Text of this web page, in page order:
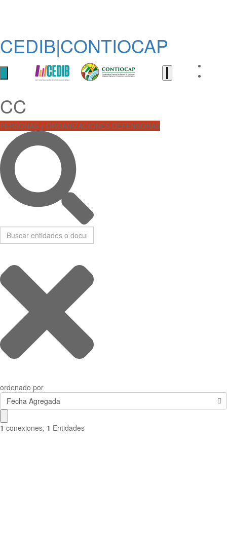
CEDIB|CONTIOCAP
CC
PERSONAS y ORGANIZACIONES DEFENSORAS
ordenado por
Fecha Agregada
1 conexiones, 1 Entidades